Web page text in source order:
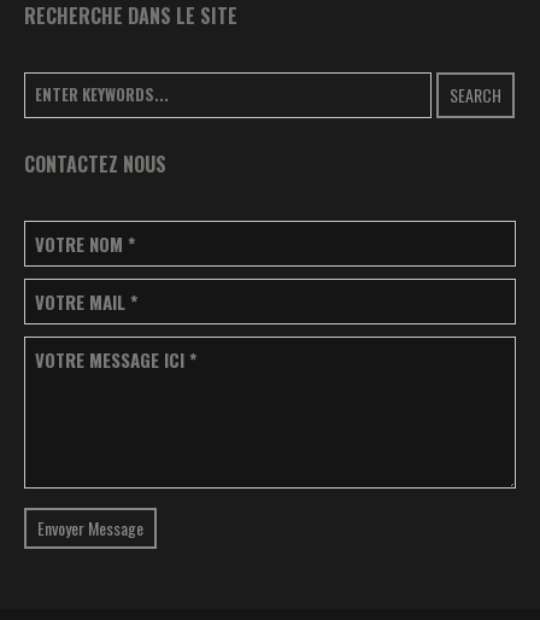
RECHERCHE DANS LE SITE
SEARCH
CONTACTEZ NOUS
VOTRE NOM *
VOTRE MAIL *
VOTRE MESSAGE ICI *
Envoyer Message